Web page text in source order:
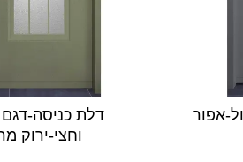
אפור
דלת כניסה-
וחצי-ירוק